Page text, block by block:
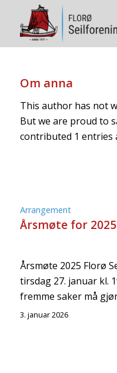
Om anna
This author has not
But we are proud to
contributed 1 entries
Arrangement
Årsmøte for 2025
Årsmøte 2025 Florø
tirsdag 27. januar kl.
fremme saker må
3. januar 2026